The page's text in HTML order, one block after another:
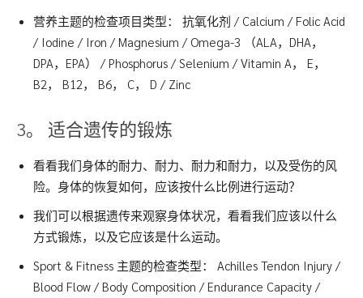
营养主题的检查项目类型： 抗氧化剂 / Calcium / Folic Acid
/ Iodine / Iron / Magnesium / Omega-3 （ALA，DHA，
DPA，EPA） / Phosphorus / Selenium / Vitamin A， E，
B2， B12， B6， C， D / Zinc
3。 适合遗传的锻炼
看看我们身体的耐力、耐力、耐力和耐力，以及受伤的风
险。身体的恢复如何，应该按什么比例进行运动？
我们可以根据遗传来观察身体状况，看看我们应该以什么
方式锻炼，以及它应该是什么运动。
Sport & Fitness 主题的检查类型： Achilles Tendon Injury /
Blood Flow / Body Composition / Endurance Capacity /